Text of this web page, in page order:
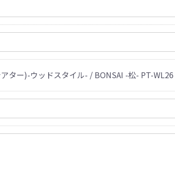
アター)-ウッドスタイル- / BONSAI -松- PT-WL26